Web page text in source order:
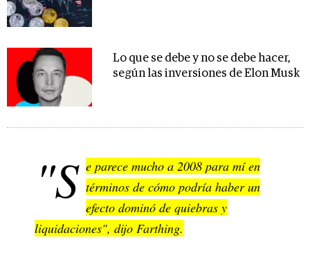
Lo que se debe y no se debe hacer,
según las inversiones de Elon Musk
"S e parece mucho a 2008 para mí en
términos de cómo podría haber un
efecto dominó de quiebras y
liquidaciones", dijo Farthing.